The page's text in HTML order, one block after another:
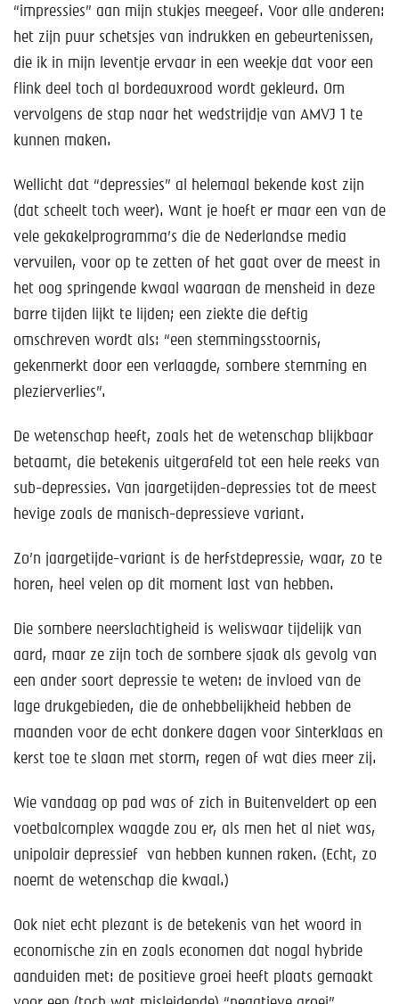
“impressies” aan mijn stukjes meegeef. Voor alle anderen:
het zijn puur schetsjes van indrukken en gebeurtenissen,
die ik in mijn leventje ervaar in een weekje dat voor een
flink deel toch al bordeauxrood wordt gekleurd. Om
vervolgens de stap naar het wedstrijdje van AMVJ 1 te
kunnen maken.
Wellicht dat “depressies” al helemaal bekende kost zijn
(dat scheelt toch weer). Want je hoeft er maar een van de
vele gekakelprogramma’s die de Nederlandse media
vervuilen, voor op te zetten of het gaat over de meest in
het oog springende kwaal waaraan de mensheid in deze
barre tijden lijkt te lijden; een ziekte die deftig
omschreven wordt als: “een stemmingsstoornis,
gekenmerkt door een verlaagde, sombere stemming en
plezierverlies”.
De wetenschap heeft, zoals het de wetenschap blijkbaar
betaamt, die betekenis uitgerafeld tot een hele reeks van
sub-depressies. Van jaargetijden-depressies tot de meest
hevige zoals de manisch-depressieve variant.
Zo’n jaargetijde-variant is de herfstdepressie, waar, zo te
horen, heel velen op dit moment last van hebben.
Die sombere neerslachtigheid is weliswaar tijdelijk van
aard, maar ze zijn toch de sombere sjaak als gevolg van
een ander soort depressie te weten: de invloed van de
lage drukgebieden, die de onhebbelijkheid hebben de
maanden voor de echt donkere dagen voor Sinterklaas en
kerst toe te slaan met storm, regen of wat dies meer zij.
Wie vandaag op pad was of zich in Buitenveldert op een
voetbalcomplex waagde zou er, als men het al niet was,
unipolair depressief van hebben kunnen raken. (Echt, zo
noemt de wetenschap die kwaal.)
Ook niet echt plezant is de betekenis van het woord in
economische zin en zoals economen dat nogal hybride
aanduiden met: de positieve groei heeft plaats gemaakt